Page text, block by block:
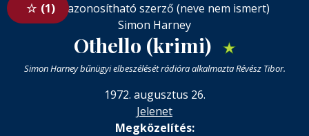
1
Nem azonosítható szerző (neve nem ismert)
Simon Harney
Othello (krimi) ★
Simon Harney bűnügyi elbeszélését rádióra alkalmazta Révész Tibor.
1972. augusztus 26.
Jelenet
Megközelítés: